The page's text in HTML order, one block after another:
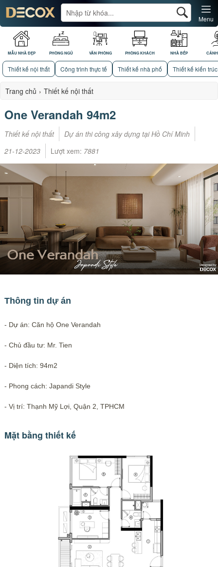
MẪU NHÀ ĐẸP PHÒNG NGỦ VĂN PHÒNG PHÒNG KHÁCH NHÀ BẾP
Menu
Thiết kế nội thất Công trình thực tế Thiết kế nhà phố Thiết kế kiến trúc
Trang chủ › Thiết kế nội thất
One Verandah 94m2
Thiết kế nội thất
Dự án thi công xây dựng tại Hồ Chí Minh
21-12-2023
Lượt xem: 7881
Thông tin dự án
- Dự án: Căn hộ One Verandah
- Chủ đầu tư: Mr. Tien
- Diện tích: 94m2
- Phong cách: Japandi Style
- Vị trí: Thạnh Mỹ Lợi, Quận 2, TPHCM
Mặt bằng thiết kế